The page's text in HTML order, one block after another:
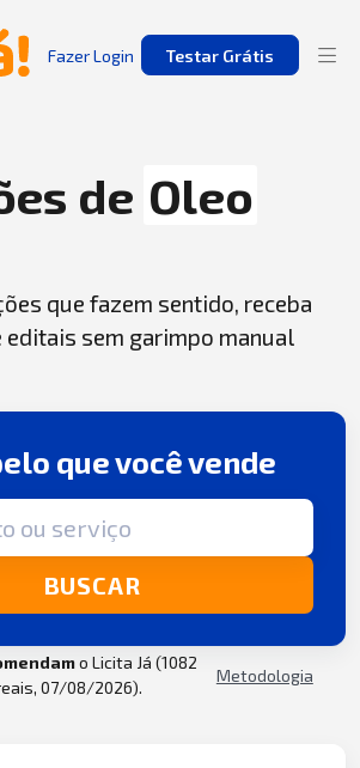
Fazer Login Testar Grátis
de Oleo
que fazem sentido, receba
editais sem garimpo manual
que você vende
BUSCAR
o Licita Já (1082
07/08/2026).
Metodologia